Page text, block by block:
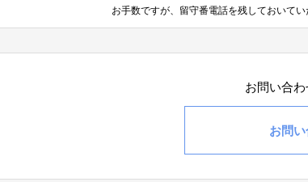
お手数ですが、留守番電話を残しておいてい
お問い合
お問